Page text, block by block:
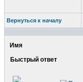
Вернуться к началу
Имя
Быстрый ответ